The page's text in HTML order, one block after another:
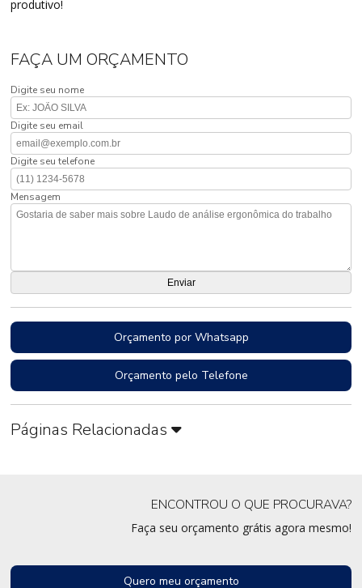
produtivo!
FAÇA UM ORÇAMENTO
Digite seu nome
Digite seu email
Digite seu telefone
Mensagem
Orçamento por Whatsapp
Orçamento pelo Telefone
Páginas Relacionadas
ENCONTROU O QUE PROCURAVA?
Faça seu orçamento grátis agora mesmo!
Quero meu orçamento